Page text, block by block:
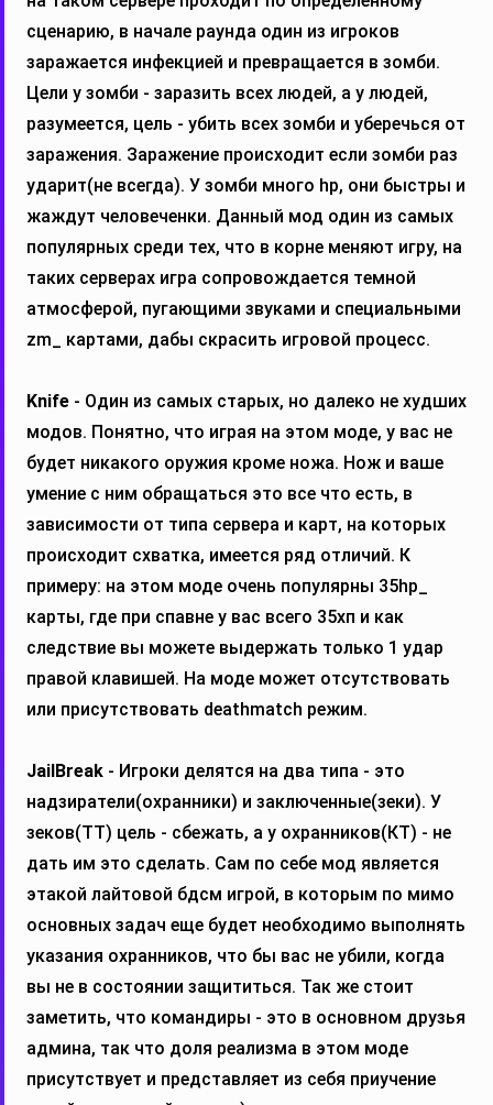
сценарию, в начале раунда один из игроков
заражается инфекцией и превращается в зомби.
Цели у зомби - заразить всех людей, а у людей,
разумеется, цель - убить всех зомби и уберечься от
заражения. Заражение происходит если зомби раз
ударит(не всегда). У зомби много hp, они быстры и
жаждут человеченки. Данный мод один из самых
популярных среди тех, что в корне меняют игру, на
таких серверах игра сопровождается темной
атмосферой, пугающими звуками и специальными
zm_ картами, дабы скрасить игровой процесс.
Knife - Один из самых старых, но далеко не худших
модов. Понятно, что играя на этом моде, у вас не
будет никакого оружия кроме ножа. Нож и ваше
умение с ним обращаться это все что есть, в
зависимости от типа сервера и карт, на которых
происходит схватка, имеется ряд отличий. К
примеру: на этом моде очень популярны 35hp_
карты, где при спавне у вас всего 35хп и как
следствие вы можете выдержать только 1 удар
правой клавишей. На моде может отсутствовать
или присутствовать deathmatch режим.
JailBreak - Игроки делятся на два типа - это
надзиратели(охранники) и заключенные(зеки). У
зеков(ТТ) цель - сбежать, а у охранников(КТ) - не
дать им это сделать. Сам по себе мод является
этакой лайтовой бдсм игрой, в которым по мимо
основных задач еще будет необходимо выполнять
указания охранников, что бы вас не убили, когда
вы не в состоянии защититься. Так же стоит
заметить, что командиры - это в основном друзья
админа, так что доля реализма в этом моде
присутствует и представляет из себя приучение